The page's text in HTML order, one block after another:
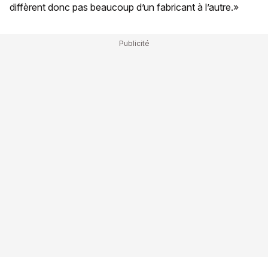
diffèrent donc pas beaucoup d’un fabricant à l’autre.»